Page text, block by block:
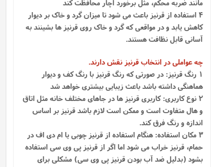
مانند ضربه محکم، مثل برخورد آچار محافظت کند
4 استفاده از قرنیز باعث می شود تا میزان گرد و خاک بر دیوار
کاهش یابد و در مواقعی که گرد و خاک روی قرنیز ها بشینند به
آسانی قابل نظافت هستند.
چه عواملی در انتخاب قرنیز نقش دارند.
1 رنگ قرنیز: در صورتی که رنگ قرنیز با رنگ کف و دیوار
هماهنگی داشته باشد باعث زیبایی بیشتری خواهد شد
2 نوع کاربری: کاربری قرنیز ها در جاهای مختلف خانه مثل اتاق
و هال متفاوت است و ممکن است لازم باشد قرنیز بر اساس
اندازه و رنگ فرق کند.
3 مکان استفاده: هنگام استفاده از قرنیز چوبی یا ام دی اف در
حمام، قرنیز خراب می شود اما اگر از قرنیز پی وی سی استفاده
بشود (بدلیل ضد آب بودن قرنیز پی وی سی) مشکلی برای